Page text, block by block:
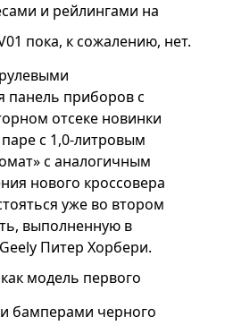
и рейлингами на
пока, к сожалению, нет.
панель приборов с
отсеке новинки
с 1,0-литровым
с аналогичным
нового кроссовера
уже во втором
выполненную в
Питер Хорбери.
модель первого
бамперами черного